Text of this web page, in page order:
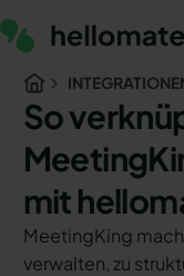
So
mit
MeetingKing
verwalten, zu